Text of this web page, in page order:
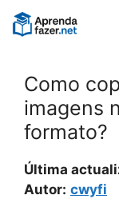
Pular
para
Como
imagens
formato?
Última
Autor: cwyfi